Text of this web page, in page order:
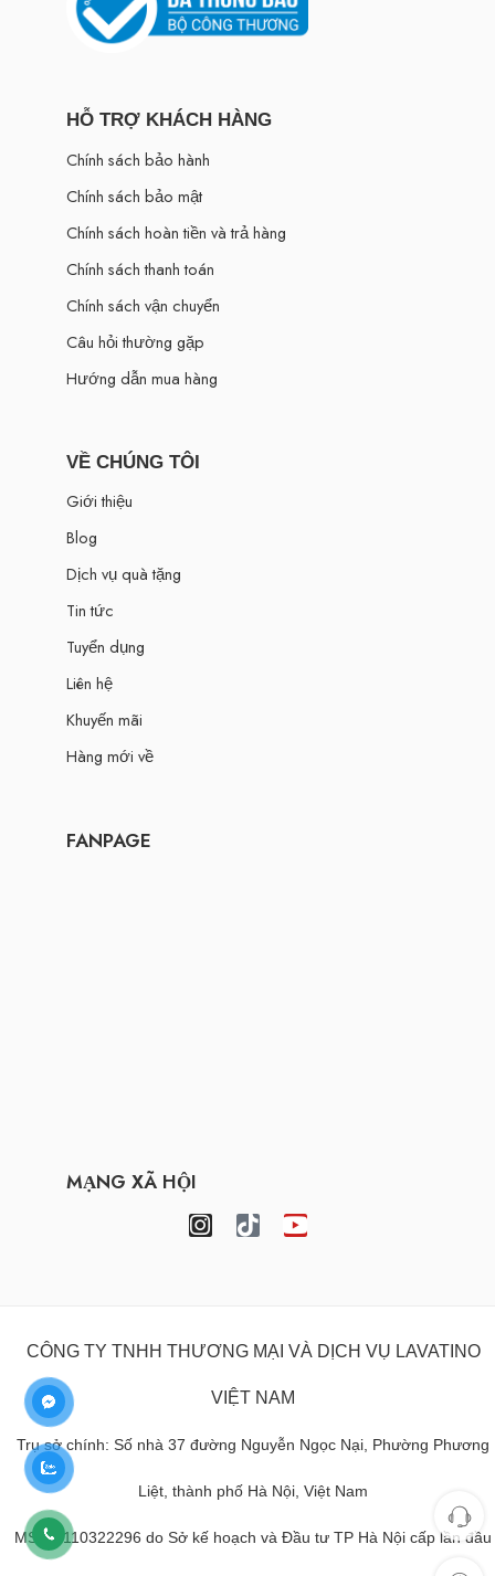
HỖ TRỢ KHÁCH HÀNG
Chính sách bảo hành
Chính sách bảo mật
Chính sách hoàn tiền và trả hàng
Chính sách thanh toán
Chính sách vận chuyển
Câu hỏi thường gặp
Hướng dẫn mua hàng
VỀ CHÚNG TÔI
Giới thiệu
Blog
Dịch vụ quà tặng
Tin tức
Tuyển dụng
Liên hệ
Khuyến mãi
Hàng mới về
FANPAGE
MẠNG XÃ HỘI
CÔNG TY TNHH THƯƠNG MẠI VÀ DỊCH VỤ LAVATINO
VIỆT NAM
Trụ sở chính: Số nhà 37 đường Nguyễn Ngọc Nại, Phường Phương
Liệt, thành phố Hà Nội, Việt Nam
MST: 0110322296 do Sở kế hoạch và Đầu tư TP Hà Nội cấp lần đầu